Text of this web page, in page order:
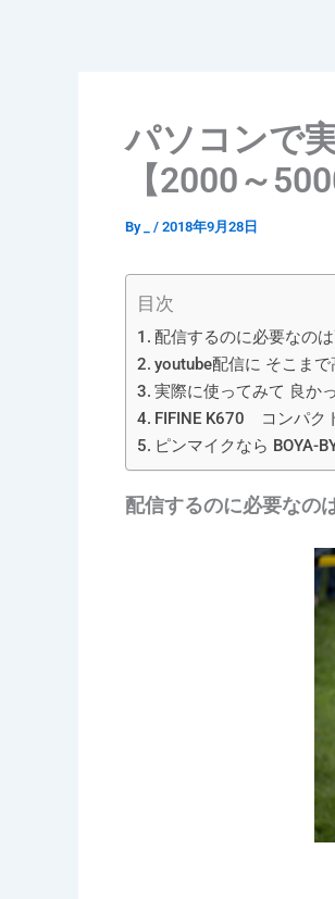
パソコンで
【2000～
By / 2018年9月28日
目次
配信するのに必要なの
youtube配信に そこま
実際に使ってみて 良か
FIFINE K670 コンパク
ピンマイクなら BOYA-
配信するのに必要なの